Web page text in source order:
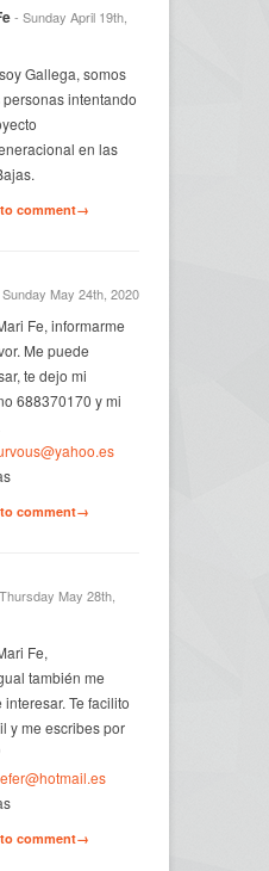
- Sunday April 19th,
Gallega, somos
intentando
en las
comment→
May 24th, 2020
Fe, informarme
Me puede
te dejo mi
688370170 y mi
comment→
May 28th,
Fe,
también me
interesar. Te facilito
y me escribes por
comment→